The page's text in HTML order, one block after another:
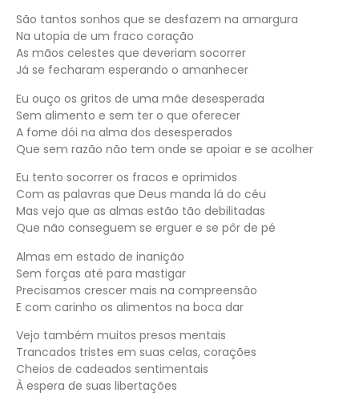
São tantos sonhos que se desfazem na amargura
Na utopia de um fraco coração
As mãos celestes que deveriam socorrer
Já se fecharam esperando o amanhecer
Eu ouço os gritos de uma mãe desesperada
Sem alimento e sem ter o que oferecer
A fome dói na alma dos desesperados
Que sem razão não tem onde se apoiar e se acolher
Eu tento socorrer os fracos e oprimidos
Com as palavras que Deus manda lá do céu
Mas vejo que as almas estão tão debilitadas
Que não conseguem se erguer e se pôr de pé
Almas em estado de inanição
Sem forças até para mastigar
Precisamos crescer mais na compreensão
E com carinho os alimentos na boca dar
Vejo também muitos presos mentais
Trancados tristes em suas celas, corações
Cheios de cadeados sentimentais
À espera de suas libertações